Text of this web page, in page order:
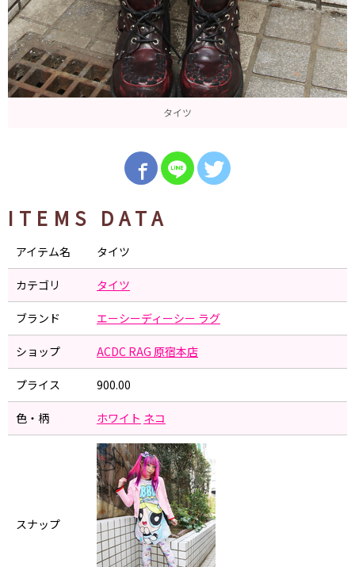
タイツ
ITEMS DATA
アイテム名 タイツ
カテゴリ タイツ
ブランド エーシーディーシー ラグ
ショップ ACDC RAG 原宿本店
プライス 900.00
色・柄 ホワイト ネコ
スナップ